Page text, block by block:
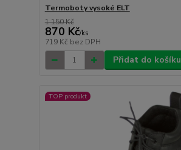
Termoboty vysoké ELT
1 150 Kč
870 Kč/ks
719 Kč bez DPH
Přidat do košíku
TOP produkt